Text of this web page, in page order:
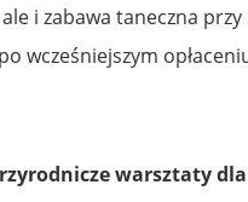
i zabawa taneczna
wcześniejszym
warsztaty